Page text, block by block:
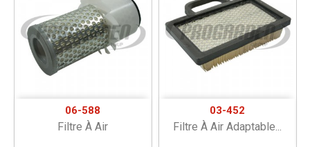
06-588
Filtre À Air
03-452
Filtre À Air Adaptable...